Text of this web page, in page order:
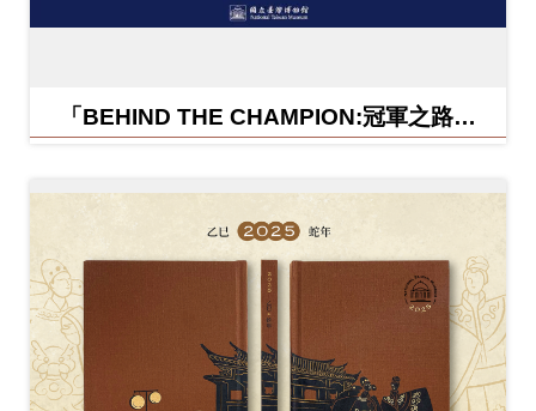
「BEHIND THE CHAMPION:冠軍之路特